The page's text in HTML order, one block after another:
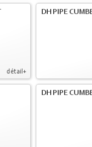
détail+
DH PIPE
DH PIPE